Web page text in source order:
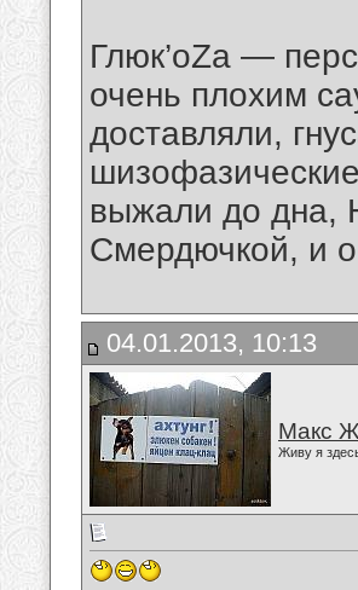
Глюк’oZa —
очень плохим
доставляли,
выжали до дна,
Смердючкой, и
04.01.2013, 10:13
Макс
Живу я